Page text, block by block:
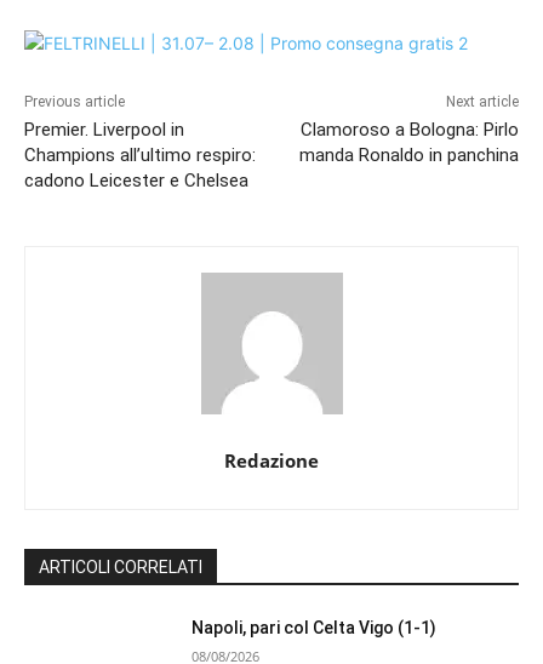
Previous article
Premier. Liverpool in
Champions all’ultimo respiro:
cadono Leicester e Chelsea
Next article
Clamoroso a Bologna: Pirlo
manda Ronaldo in panchina
Redazione
ARTICOLI CORRELATI
Napoli, pari col Celta Vigo (1-1)
08/08/2026